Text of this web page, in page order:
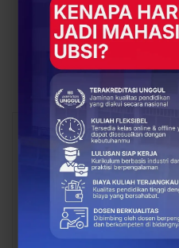
Bukan Lagi Soal Borang,
tapi Soal Harga Diri
Sebuah Kampus
You Might Also Like
BERITA